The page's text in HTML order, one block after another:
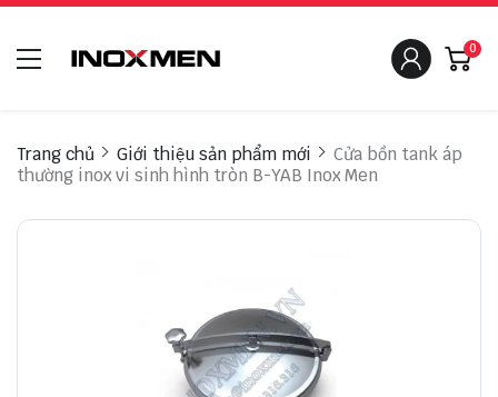
0
Trang chủ Giới thiệu sản phẩm mới
Cửa bồn tank áp
thường inox vi sinh hình tròn B-YAB Inox Men